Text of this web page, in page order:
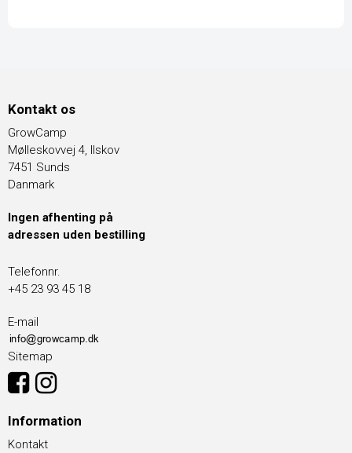
Kontakt os
GrowCamp
Mølleskovvej 4, Ilskov
7451 Sunds
Danmark
Ingen afhenting på
adressen uden bestilling
Telefonnr.
+45 23 93 45 18
E-mail
Sitemap
Information
Kontakt